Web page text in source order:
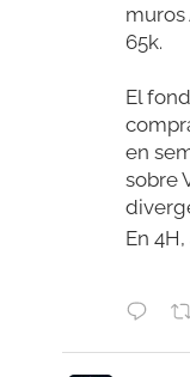
muros
65k.
El
en
sobre
En